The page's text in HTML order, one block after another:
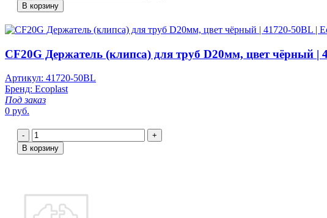
В корзину
CF20G Держатель (клипса) для труб D20мм, цвет чёрный |
Артикул: 41720-50BL
Бренд: Ecoplast
Под заказ
0 руб.
-
+
В корзину